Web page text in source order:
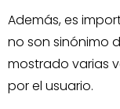
Además, es
no son sinónimo
mostrado varias
por el usuario.